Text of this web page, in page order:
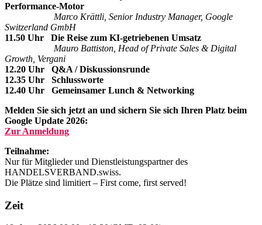
Performance-Motor
Marco Krättli, Senior Industry Manager, Google
Switzerland GmbH
11.50 Uhr Die Reise zum KI-getriebenen Umsatz
Mauro Battiston, Head of Private Sales & Digital
Growth, Vergani
12.20 Uhr Q&A / Diskussionsrunde
12.35 Uhr Schlussworte
12.40 Uhr Gemeinsamer Lunch & Networking
Melden Sie sich jetzt an und sichern Sie sich Ihren Platz beim
Google Update 2026:
Zur Anmeldung
Teilnahme:
Nur für Mitglieder und Dienstleistungspartner des
HANDELSVERBAND.swiss.
Die Plätze sind limitiert – First come, first served!
Zeit